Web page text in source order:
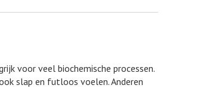
voor veel biochemische processen.
slap en futloos voelen. Anderen